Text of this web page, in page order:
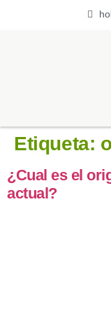
Etiqueta:
¿Cual es el
actual?